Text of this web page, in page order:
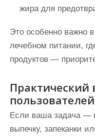
жира для
Это особенно важно
лечебном питании,
продуктов —
Практический
Если ваша задача —
выпечку, запеканки